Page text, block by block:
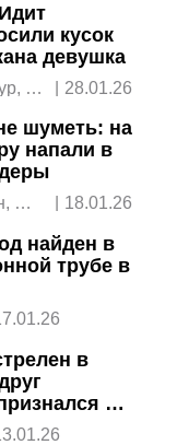
кусок
девушка
| 28.01.26
шуметь: на
напали в
18.01.26
найден в
трубе в
в
в